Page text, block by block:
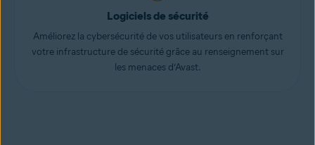
Logiciels de sécurité
Améliorez la cybersécurité de vos utilisateurs en renforçant
votre infrastructure de sécurité grâce au renseignement sur
les menaces d’Avast.